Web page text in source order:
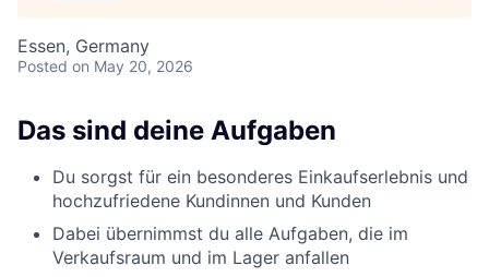
Essen, Germany
Posted on May 20, 2026
Das sind deine Aufgaben
Du sorgst für ein besonderes Einkaufserlebnis und
hochzufriedene Kundinnen und Kunden
Dabei übernimmst du alle Aufgaben, die im
Verkaufsraum und im Lager anfallen